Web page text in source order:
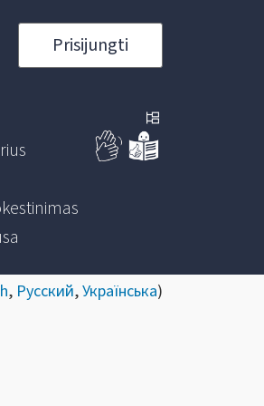
Prisijungti
, Русский,Українська)